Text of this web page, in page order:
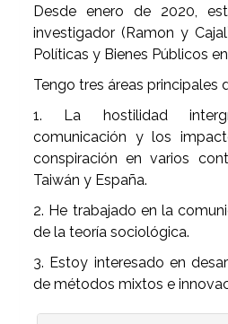
Desde enero de 2020,
investigador (Ramon y
Políticas y Bienes Públicos en
Tengo tres áreas principales
1. La hostilidad
comunicación y los
conspiración en varios
Taiwán y España.
2. He trabajado en la
de la teoría sociológica.
3. Estoy interesado en
de métodos mixtos e